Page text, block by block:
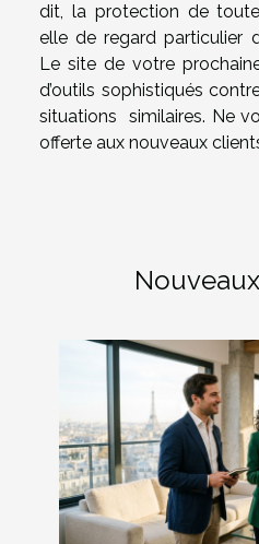
dit, la protection de
elle de regard particulier
Le site de votre
d’outils sophistiqués
situations similaires. Ne
offerte aux nouveaux